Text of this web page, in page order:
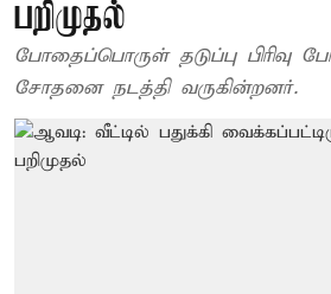
பறிமுதல்
போதைப்பொருள் தடுப்பு பிரிவு
சோதனை நடத்தி வருகின்றனர்.